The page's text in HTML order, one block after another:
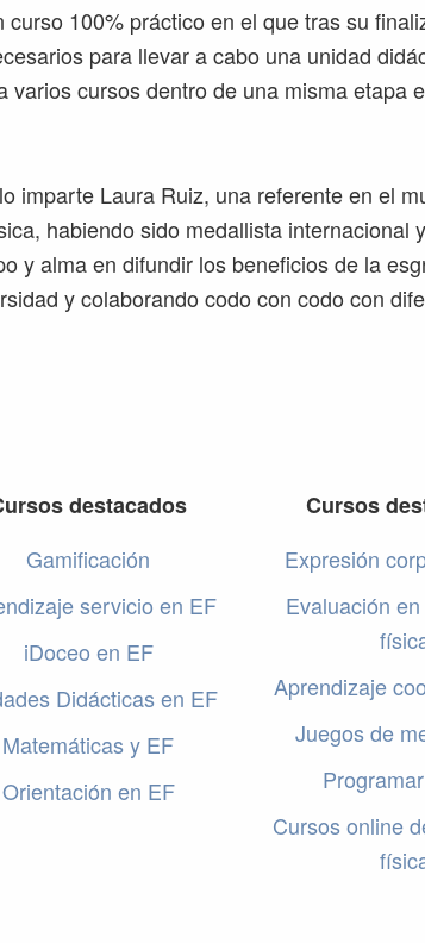
curso 100% práctico en el que tras su
para llevar a cabo una unidad
varios cursos dentro de una misma etapa
imparte Laura Ruiz, una referente en el
habiendo sido medallista internacional
y alma en difundir los beneficios de la
y colaborando codo con codo con
destacados
Gamificación
servicio en EF
iDoceo en EF
Didácticas en EF
Matemáticas y EF
Orientación en EF
Cursos
Expresión
Evaluación
Aprendizaje
Juegos de
Cursos online